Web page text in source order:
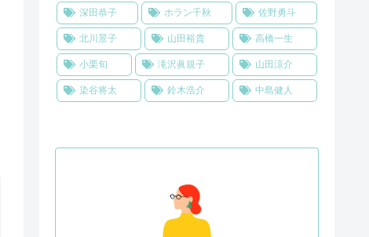
深田恭子 ホラン千秋 佐野勇斗
北川景子 山田裕貴 高橋一生
小栗旬 滝沢眞規子 山田涼介
染谷将太 鈴木浩介 中島健人